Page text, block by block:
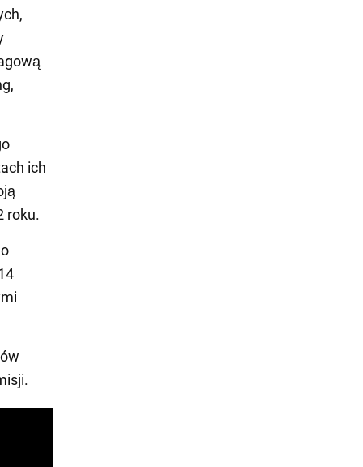
ich
roku.